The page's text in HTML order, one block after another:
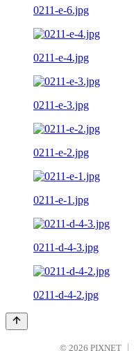
0211-e-6.jpg
0211-e-4.jpg
0211-e-3.jpg
0211-e-2.jpg
0211-e-1.jpg
0211-d-4-3.jpg
0211-d-4-2.jpg
© 2026 PIXNET